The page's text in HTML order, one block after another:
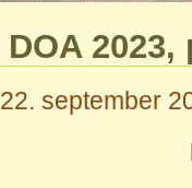
DOA
22. september